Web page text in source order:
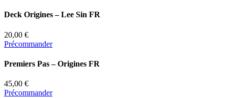
Deck Origines – Lee Sin FR
20,00 €
Précommander
Premiers Pas – Origines FR
45,00 €
Précommander